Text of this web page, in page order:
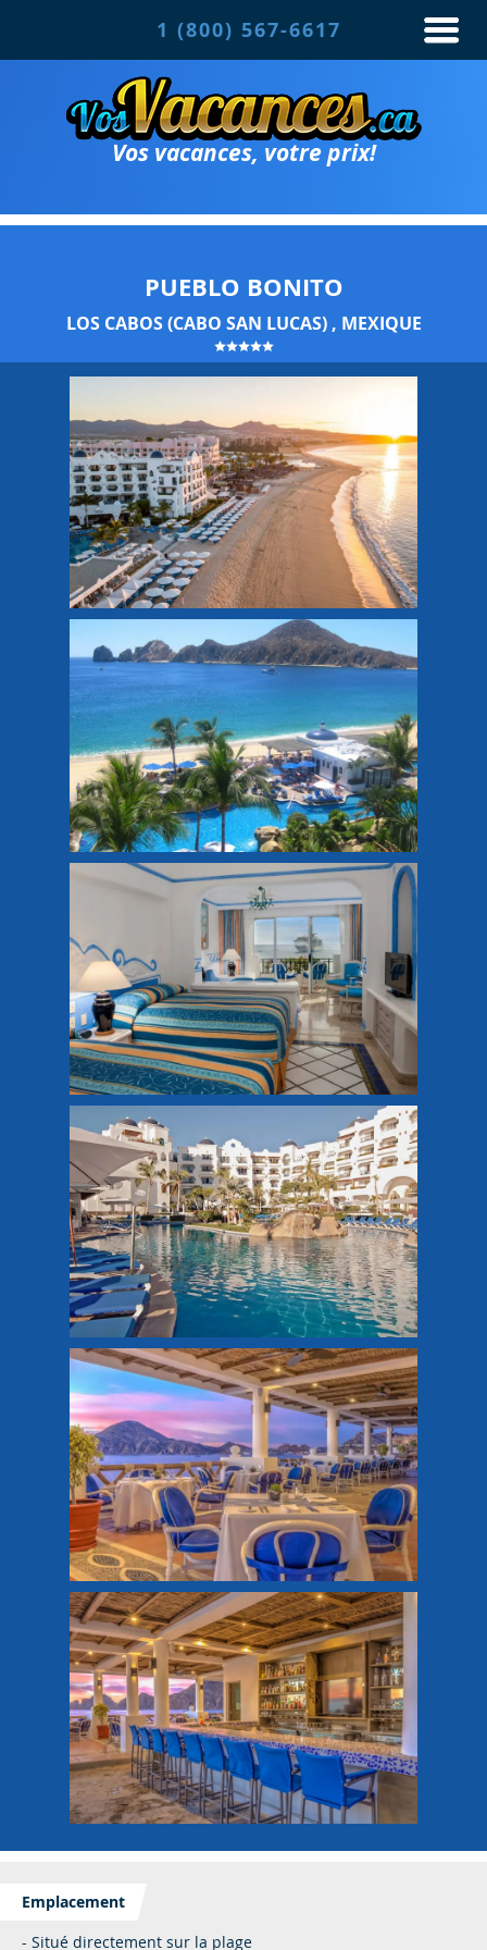
1 (800) 567-6617
Vos vacances, votre prix!
PUEBLO BONITO
LOS CABOS (CABO SAN LUCAS) , MEXIQUE
Emplacement
- Situé directement sur la plage